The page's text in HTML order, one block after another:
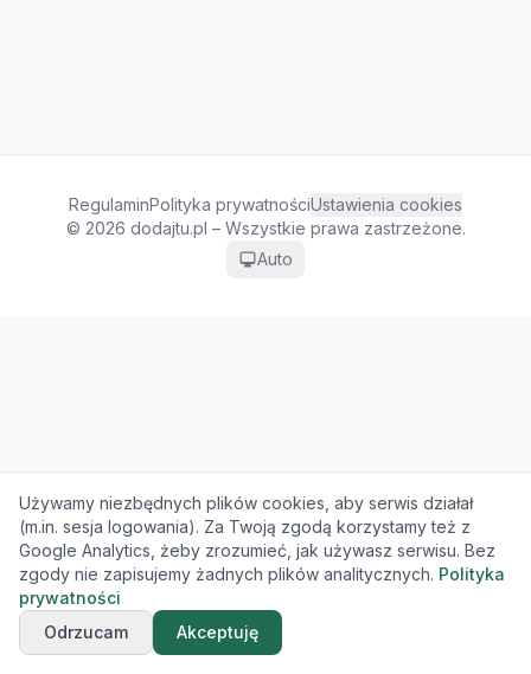
RegulaminPolityka prywatnościUstawienia cookies
© 2026 dodajtu.pl – Wszystkie prawa zastrzeżone.
Auto
Używamy niezbędnych plików cookies, aby serwis działał
(m.in. sesja logowania). Za Twoją zgodą korzystamy też z
Google Analytics, żeby zrozumieć, jak używasz serwisu. Bez
zgody nie zapisujemy żadnych plików analitycznych. Polityka
prywatności
Odrzucam
Akceptuję